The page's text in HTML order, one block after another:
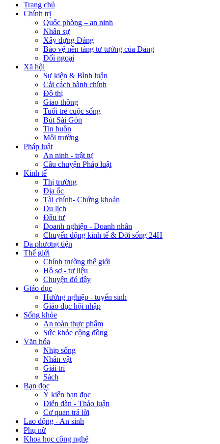
Trang chủ
Chính trị
Quốc phòng – an ninh
Nhân sự
Xây dựng Đảng
Bảo vệ nền tảng tư tưởng của Đảng
Đối ngoại
Xã hội
Sự kiện & Bình luận
Cải cách hành chính
Đô thị
Giao thông
Tuổi trẻ cuộc sống
Bút Sài Gòn
Tin buồn
Môi trường
Pháp luật
An ninh - trật tự
Câu chuyện Pháp luật
Kinh tế
Thị trường
Địa ốc
Tài chính- Chứng khoán
Du lịch
Đầu tư
Doanh nghiệp - Doanh nhân
Chuyển động kinh tế & Đời sống 24H
Đa phương tiện
Thế giới
Chính trường thế giới
Hồ sơ - tư liệu
Chuyện đó đây
Giáo dục
Hướng nghiệp - tuyển sinh
Giáo dục hội nhập
Sống khỏe
An toàn thực phẩm
Sức khỏe cộng đồng
Văn hóa
Nhịp sống
Nhân vật
Giải trí
Sách
Bạn đọc
Ý kiến bạn đọc
Diễn đàn - Thảo luận
Cơ quan trả lời
Lao động - An sinh
Phụ nữ
Khoa học công nghệ